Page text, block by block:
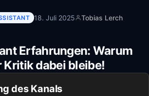
18. Juli 2025
Tobias Lerch
Erfahrungen: Warum
dabei bleibe!
des Kanals